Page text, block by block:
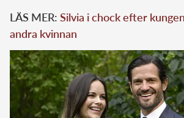
LÄS MER: Silvia i chock efter
andra kvinnan